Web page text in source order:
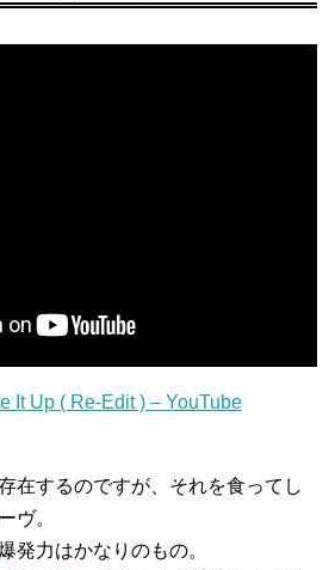
It Up ( Re-Edit ) – YouTube
在するのですが、それを食ってし
ヴ。
発力はかなりのもの。